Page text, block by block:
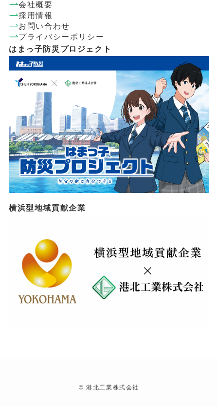
会社概要
採用情報
お問い合わせ
プライバシーポリシー
はまっ子防災プロジェクト
横浜型地域貢献企業
© 港北工業株式会社